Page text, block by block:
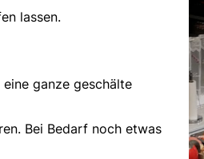
lassen.
ganze geschälte
Bei Bedarf noch etwas